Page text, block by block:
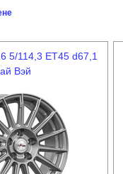
5/114,3 ET45 d67,1
Вэй